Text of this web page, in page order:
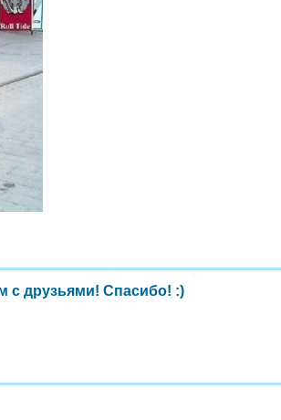
с друзьями! Спасибо! :)